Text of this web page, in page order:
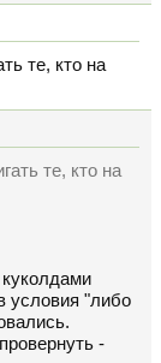
те, кто на
те, кто на
условия "либо
-